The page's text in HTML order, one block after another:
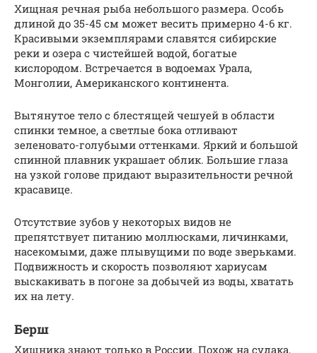
Хищная речная рыба небольшого размера. Особь
длиной до 35-45 см может весить примерно 4-6 кг.
Красивыми экземплярами славятся сибирские
реки и озера с чистейшей водой, богатые
кислородом. Встречается в водоемах Урала,
Монголии, Американского континента.
Вытянутое тело с блестящей чешуей в области
спинки темное, а светлые бока отливают
зеленовато-голубыми оттенками. Яркий и большой
спинной плавник украшает облик. Большие глаза
на узкой голове придают выразительности речной
красавице.
Отсутствие зубов у некоторых видов не
препятствует питанию моллюсками, личинками,
насекомыми, даже плывущими по воде зверьками.
Подвижность и скорость позволяют хариусам
выскакивать в погоне за добычей из воды, хватать
их на лету.
Берш
Хищника знают только в России. Похож на судака,